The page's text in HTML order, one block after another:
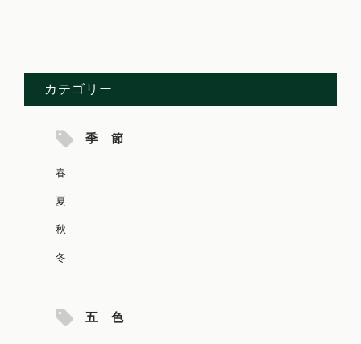
カテゴリー
季 節
春
夏
秋
冬
五 色